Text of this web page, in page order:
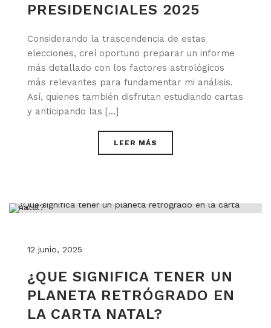
PRESIDENCIALES 2025
Considerando la trascendencia de estas
elecciones, creí oportuno preparar un informe
más detallado con los factores astrológicos
más relevantes para fundamentar mi análisis.
Así, quienes también disfrutan estudiando cartas
y anticipando las [...]
LEER MÁS
12 junio, 2025
¿QUE SIGNIFICA TENER UN
PLANETA RETRÓGRADO EN
LA CARTA NATAL?